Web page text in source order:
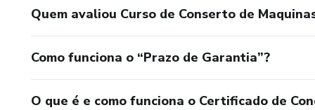
Quem avaliou Curso de Conserto de
Como funciona o “Prazo de Garantia”?
O que é e como funciona o Certificado de